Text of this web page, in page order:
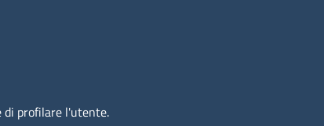
di profilare l'utente.